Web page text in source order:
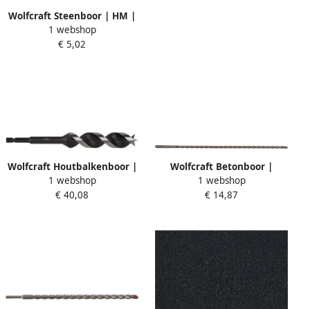
Wolfcraft Steenboor | HM |
Ø14 x 150mm | 1 stuk
7714010
1 webshop
€ 5,02
Wolfcraft Houtbalkenboor |
"Speedwinder" |
Zeskantschacht | Ø30mm |
1 webshop
€ 40,08
Wolfcraft Betonboor |
Standaard | Ø10 x 450mm |
SDS plus | 1 stuk 7871010
1 webshop
€ 14,87